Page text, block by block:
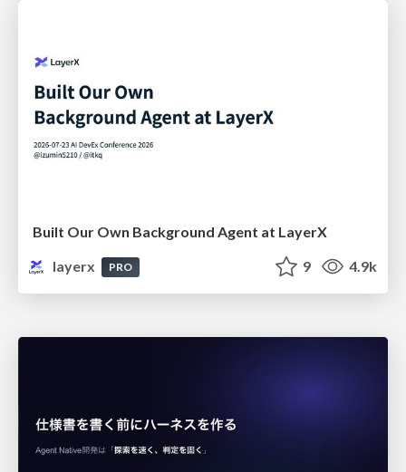
Built Our Own Background Agent at LayerX
layerx
PRO 9 4.9k